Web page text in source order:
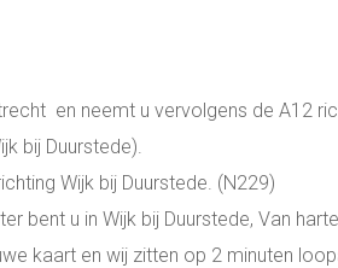
en neemt u vervolgens de A12
bij Duurstede).
Wijk bij Duurstede. (N229)
bent u in Wijk bij Duurstede, Van
kaart en wij zitten op 2 minuten